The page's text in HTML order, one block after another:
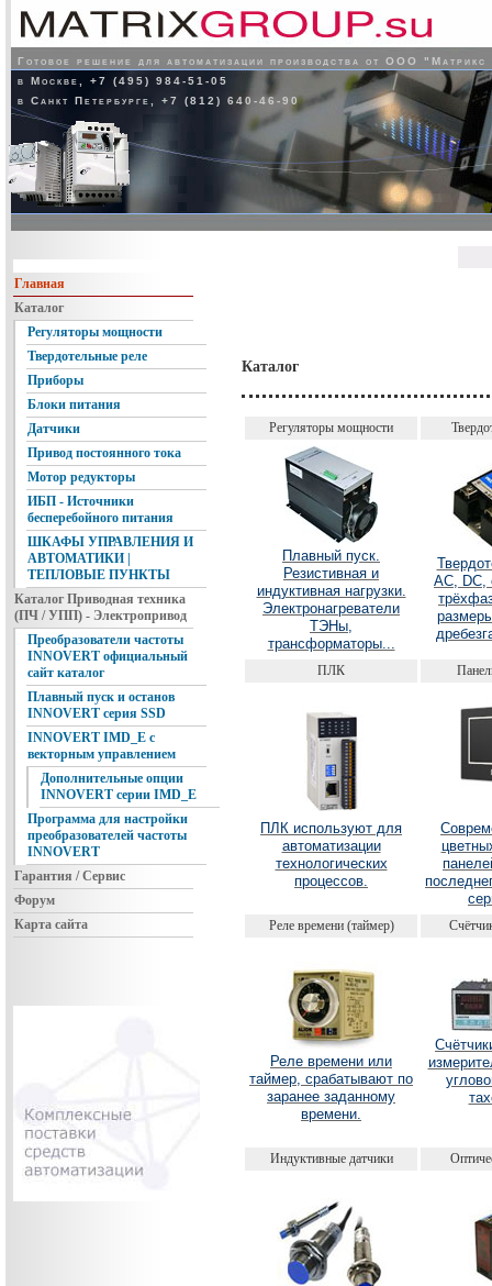
Готовое решение для автоматизации производства от ООО "Матрикс
в Москве, +7 (495) 984-51-05
в Санкт Петербурге, +7 (812) 640-46-90
Главная
Каталог
Регуляторы мощности
Твердотельные реле
Приборы
Блоки питания
Датчики
Привод постоянного тока
Мотор редукторы
ИБП - Источники
бесперебойного питания
ШКАФЫ УПРАВЛЕНИЯ И
АВТОМАТИКИ |
ТЕПЛОВЫЕ ПУНКТЫ
Каталог Приводная техника
(ПЧ / УПП) - Электропривод
Преобразователи частоты
INNOVERT официальный
сайт каталог
Плавный пуск и останов
INNOVERT серия SSD
INNOVERT IMD_E с
векторным управлением
Дополнительные опции
INNOVERT серии IMD_E
Программа для настройки
преобразователей частоты
INNOVERT
Гарантия / Сервис
Форум
Карта сайта
Каталог
Регуляторы мощности
Плавный пуск.
Резистивная и
индуктивная нагрузки.
Электронагреватели
ТЭНы,
трансформаторы...
AC, DC,
ПЛК
ПЛК используют для
автоматизации
технологических
процессов.
Реле времени (таймер)
Реле времени или
таймер, срабатывают по
заранее заданному
времени.
Индуктивные датчики